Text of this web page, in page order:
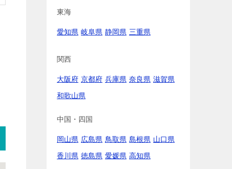
東海
愛知県 岐阜県 静岡県 三重県
関西
大阪府 京都府 兵庫県 奈良県 滋賀県
和歌山県
中国・四国
岡山県 広島県 鳥取県 島根県 山口県
香川県 徳島県 愛媛県 高知県